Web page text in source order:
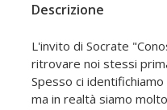
Descrizione
L'invito di Socrate
ritrovare noi stessi
Spesso ci
ma in realtà siamo